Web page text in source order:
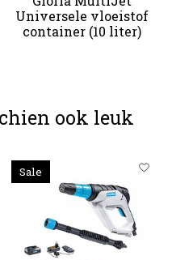
Universele vloeistof
container (10 liter)
ook leuk
Sale